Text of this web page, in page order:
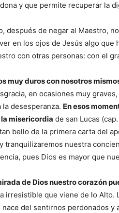
y que permite recuperar la
después de negar al Maestro,
en los ojos de Jesús algo que
con otras personas: con el
muy duros con nosotros
en ocasiones muy
la desesperanza. En esos
misericordia de san Lucas
bello de la primera carta del
tranquilizaremos nuestra
pues Dios es mayor que
de Dios nuestro corazón
irresistible que viene de lo Alto.
nace del sentirnos perdonados y